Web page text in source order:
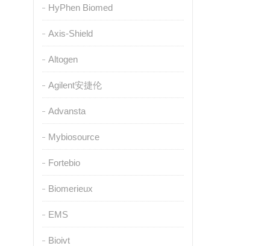
HyPhen Biomed
Axis-Shield
Altogen
Agilent安捷伦
Advansta
Mybiosource
Fortebio
Biomerieux
EMS
Bioivt